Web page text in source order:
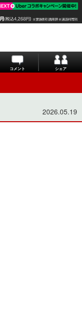
コメント シェア
2026.05.19